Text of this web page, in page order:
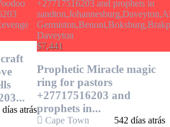
días atrás
$7,441
Prophetic Miracle magic
ring for pastors
+27717516203 and
prophets in...
Cape Town 542 días atrás